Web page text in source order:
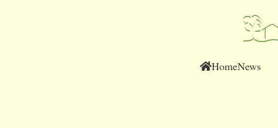
HomeNews